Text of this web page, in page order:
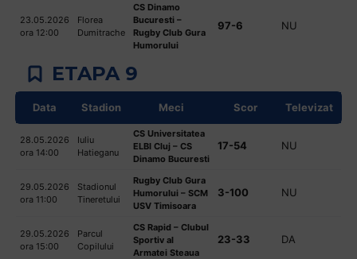
23.05.2026
ora 12:00
Florea
Dumitrache
CS Dinamo
Bucuresti –
Rugby Club Gura
Humorului
97-6 NU
ETAPA 9
Data Stadion Meci Scor Televizat
28.05.2026
ora 14:00
Iuliu
Hatieganu
CS Universitatea
ELBI Cluj – CS
Dinamo Bucuresti
17-54 NU
29.05.2026
ora 11:00
Stadionul
Tineretului
Rugby Club Gura
Humorului – SCM
USV Timisoara
3-100 NU
29.05.2026
ora 15:00
Parcul
Copilului
CS Rapid – Clubul
Sportiv al
Armatei Steaua
23-33 DA